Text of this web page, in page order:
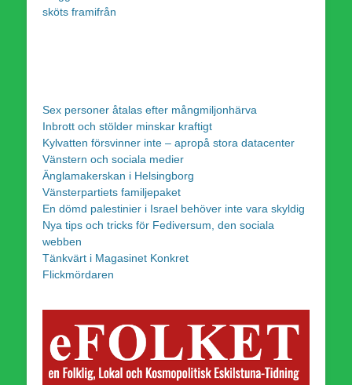
sköts framifrån
Sex personer åtalas efter mångmiljonhärva
Inbrott och stölder minskar kraftigt
Kylvatten försvinner inte – apropå stora datacenter
Vänstern och sociala medier
Änglamakerskan i Helsingborg
Vänsterpartiets familjepaket
En dömd palestinier i Israel behöver inte vara skyldig
Nya tips och tricks för Fediversum, den sociala
webben
Tänkvärt i Magasinet Konkret
Flickmördaren